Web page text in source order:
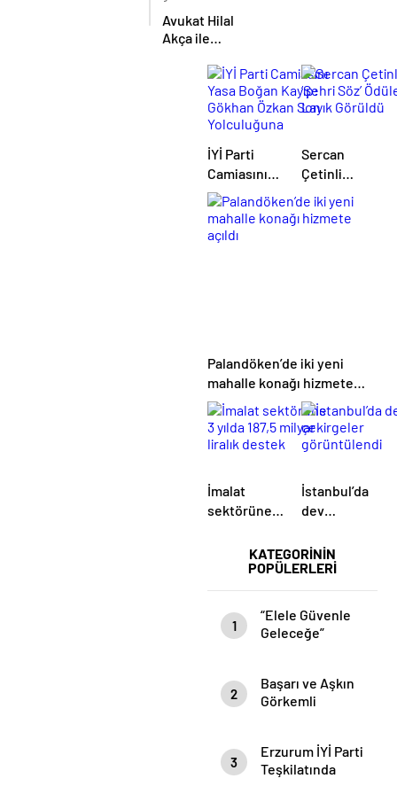
Birliği
protokolü
imzalandı
Avukat Hilal
Akça ile
Albayrak
dünya evine
KATEGORİNİN
POPÜLERLERİ
1
“Elele Güvenle
Geleceğe”
Semineri
düzenlendi…
2
Başarı ve Aşkın
Görkemli
3
Erzurum İYİ Parti
Teşkilatında
İYİ Parti
Camiasını
Yasa Boğan
Kayıp:
Gökhan
Sercan
Çetinli
‘Şehri Söz’
Ödüle Layık
Palandöken’de iki yeni
mahalle konağı hizmete
açıldı
İmalat
sektörüne 3
milyar liralık
destek
İstanbul’da
dev
görüntülendi